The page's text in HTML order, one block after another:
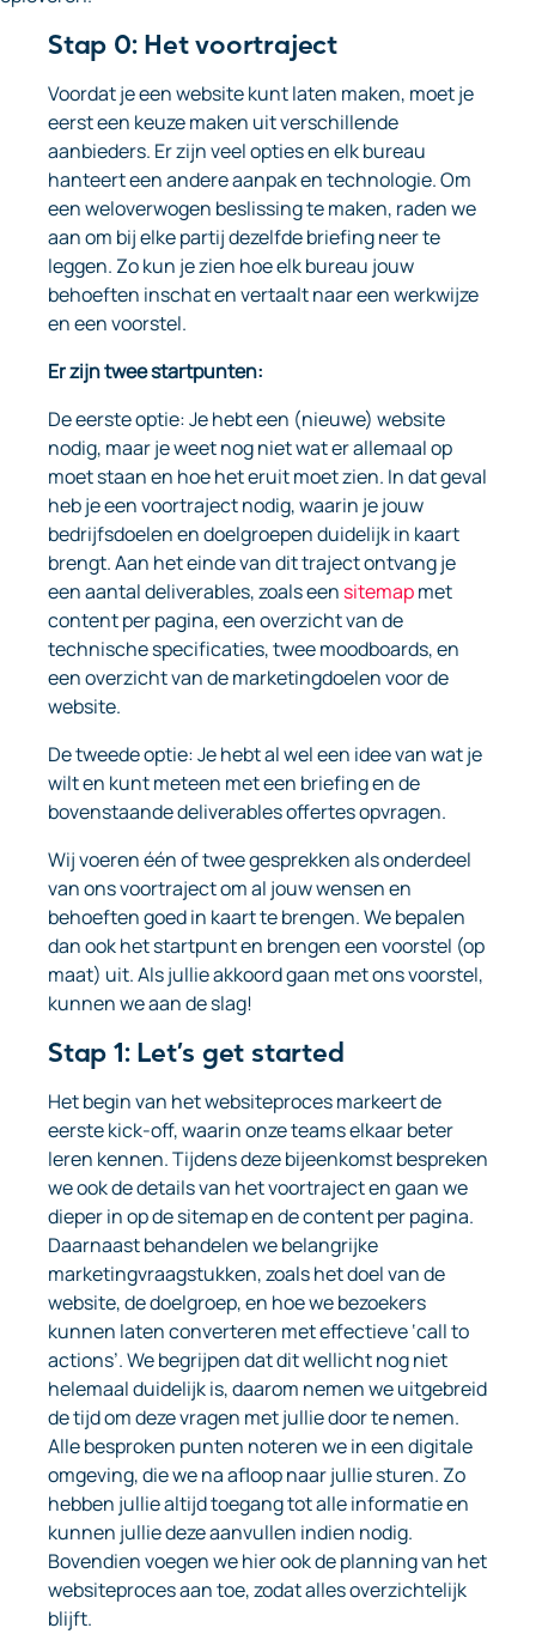
Stap 0: Het voortraject
Voordat je een website kunt laten maken, moet je
eerst een keuze maken uit verschillende
aanbieders. Er zijn veel opties en elk bureau
hanteert een andere aanpak en technologie. Om
een weloverwogen beslissing te maken, raden we
aan om bij elke partij dezelfde briefing neer te
leggen. Zo kun je zien hoe elk bureau jouw
behoeften inschat en vertaalt naar een werkwijze
en een voorstel.
Er zijn twee startpunten:
De eerste optie: Je hebt een (nieuwe) website
nodig, maar je weet nog niet wat er allemaal op
moet staan en hoe het eruit moet zien. In dat geval
heb je een voortraject nodig, waarin je jouw
bedrijfsdoelen en doelgroepen duidelijk in kaart
brengt. Aan het einde van dit traject ontvang je
een aantal deliverables, zoals een sitemapmet
content per pagina, een overzicht van de
technische specificaties, twee moodboards, en
een overzicht van de marketingdoelen voor de
website.
De tweede optie: Je hebt al wel een idee van wat je
wilt en kunt meteen met een briefing en de
bovenstaande deliverables offertes opvragen.
Wij voeren één of twee gesprekken als onderdeel
van ons voortraject om al jouw wensen en
behoeften goed in kaart te brengen. We bepalen
dan ook het startpunt en brengen een voorstel (op
maat) uit. Als jullie akkoord gaan met ons voorstel,
kunnen we aan de slag!
Stap 1: Let’s get started
Het begin van het websiteproces markeert de
eerste kick-off, waarin onze teams elkaar beter
leren kennen. Tijdens deze bijeenkomst bespreken
we ook de details van het voortraject en gaan we
dieper in op de sitemap en de content per pagina.
Daarnaast behandelen we belangrijke
marketingvraagstukken, zoals het doel van de
website, de doelgroep, en hoe we bezoekers
kunnen laten converteren met effectieve ‘call to
actions’. We begrijpen dat dit wellicht nog niet
helemaal duidelijk is, daarom nemen we uitgebreid
de tijd om deze vragen met jullie door te nemen.
Alle besproken punten noteren we in een digitale
omgeving, die we na afloop naar jullie sturen. Zo
hebben jullie altijd toegang tot alle informatie en
kunnen jullie deze aanvullen indien nodig.
Bovendien voegen we hier ook de planning van het
websiteproces aan toe, zodat alles overzichtelijk
blijft.